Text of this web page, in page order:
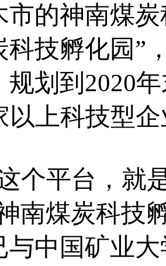
市的神南煤
科技孵化园”
规划到2020
以上科技型
个平台，就
南煤炭科技
与中国矿业